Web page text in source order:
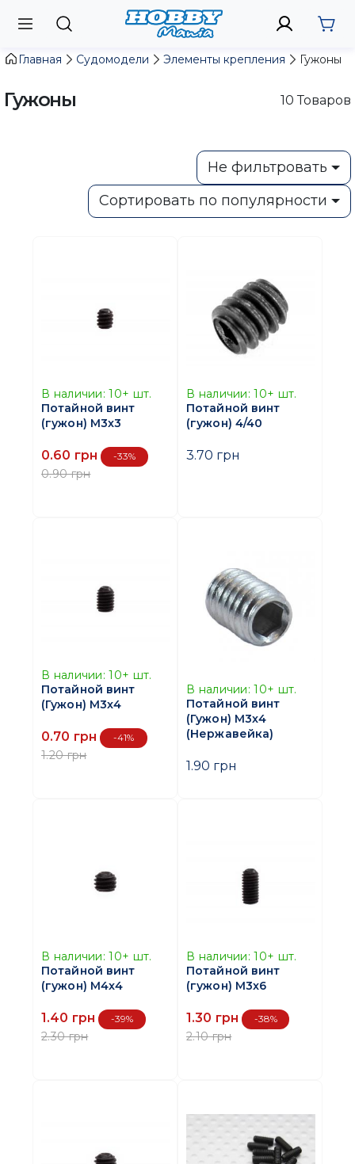
Главная Судомодели Элементы крепления Гужоны
Гужоны 10 Товаров
Не фильтровать
Сортировать по популярности
В наличии: 10+ шт.
Потайной винт
(гужон) M3x3
0.60 грн -33%
0.90 грн
В наличии: 10+ шт.
Потайной винт
(гужон) 4/40
3.70 грн
В наличии: 10+ шт.
Потайной винт
(Гужон) M3x4
0.70 грн -41%
1.20 грн
В наличии: 10+ шт.
Потайной винт
(Гужон) M3x4
(Нержавейка)
1.90 грн
В наличии: 10+ шт.
Потайной винт
(гужон) M4x4
1.40 грн -39%
2.30 грн
В наличии: 10+ шт.
Потайной винт
(гужон) M3x6
1.30 грн -38%
2.10 грн